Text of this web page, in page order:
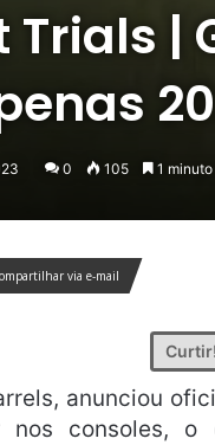
Trials |
0 105 1
via e-mail
Curtir!
anunciou
nos consoles,